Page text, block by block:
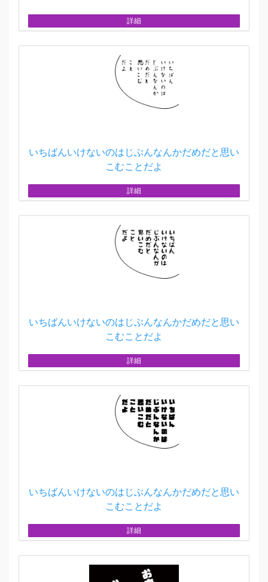
詳細
いちばんいけないのはじぶんなんかだめだと思い
こむことだよ
詳細
いちばんいけないのはじぶんなんかだめだと思い
こむことだよ
詳細
いちばんいけないのはじぶんなんかだめだと思い
こむことだよ
詳細